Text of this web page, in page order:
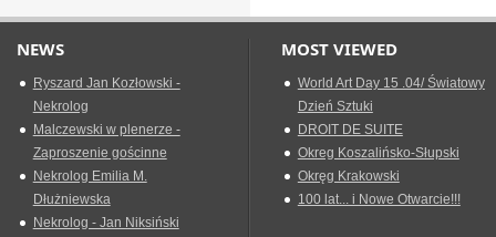
NEWS
Ryszard Jan Kozłowski -
Nekrolog
Malczewski w plenerze -
Zaproszenie gościnne
Nekrolog Emilia M.
Dłużniewska
Nekrolog - Jan Niksiński
MOST VIEWED
World Art Day 15 .04/ Światowy
Dzień Sztuki
DROIT DE SUITE
Okreg Koszalińsko-Słupski
Okręg Krakowski
100 lat... i Nowe Otwarcie!!!